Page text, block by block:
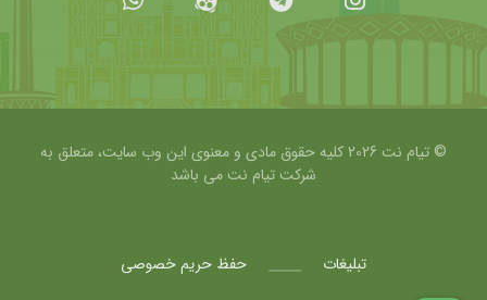
© تیام نت 2026 کلیه حقوق مادی و معنوی این وب سایت، متعلق به
شرکتتیام نت می باشد
حفظ حریم خصوصی تبلیغات